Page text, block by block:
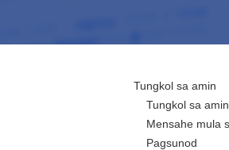
Tungkol sa amin
Tungkol sa amin
Mensahe mula
Pagsunod